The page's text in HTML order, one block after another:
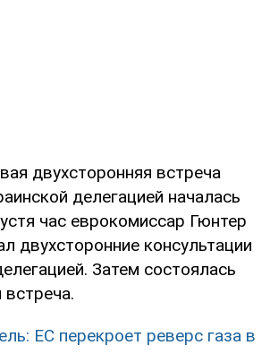
двухсторонняя встреча
делегацией началась
час еврокомиссар Гюнтер
двухсторонние консультации
Затем состоялась
встреча.
ЕС перекроет реверс газа в